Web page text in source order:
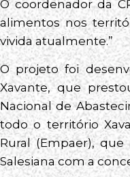
O coordenador da
alimentos nos
vivida atualmente.”
O projeto foi
Xavante, que
Nacional de
todo o território
Rural (Empaer),
Salesiana com a